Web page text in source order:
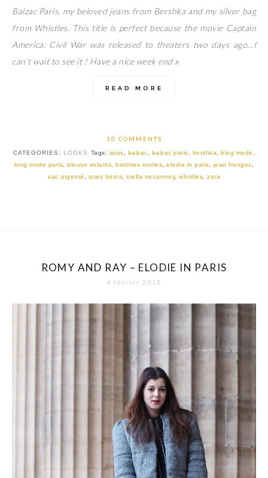
Balzac Paris, my beloved jeans from Bershka and my silver bag
from Whistles. This title is perfect because the movie Captain
America: Civil War was released to theaters two days ago…I
can’t wait to see it ! Have a nice week end x
READ MORE
10 COMMENTS
CATEGORIES: LOOKS Tags: asos balzac balzac paris bershka ,blog mode
blog mode paris ,blouse volants ,bottines etoiles ,elodie in paris jean franges
sac argenté
stars boots stella mccartney, whistles zara
ROMY AND RAY – ELODIE IN PARIS
4 février 2015